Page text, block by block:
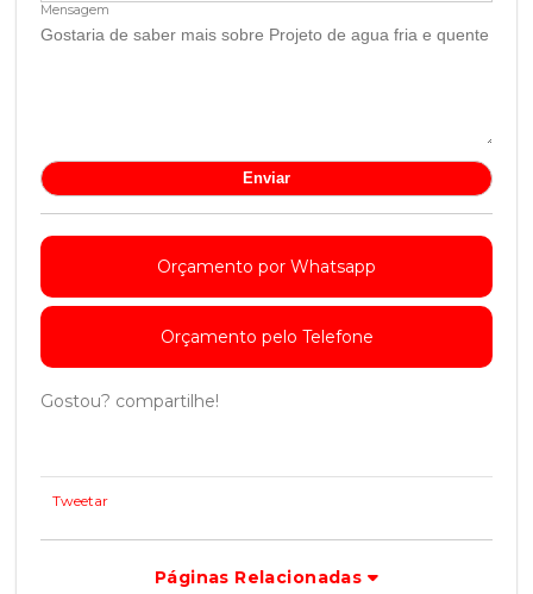
Mensagem
Orçamento por Whatsapp
Orçamento pelo Telefone
Gostou? compartilhe!
Tweetar
Páginas Relacionadas